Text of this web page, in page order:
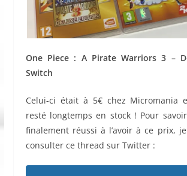
One Piece : A Pirate Warriors 3 –
Switch
Celui-ci était à 5€ chez Micromania
resté longtemps en stock ! Pour
finalement réussi à l’avoir à ce prix,
consulter ce thread sur Twitter :